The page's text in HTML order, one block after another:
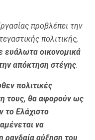
προβλέπει την
πολιτικής,
ευάλωτα οικονομικά
απόκτηση στέγης.
πολιτικές
τους, θα αφορούν ως
το Ελάχιστο
να
αύξηση του